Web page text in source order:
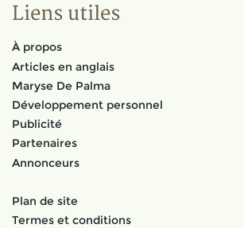
Liens utiles
À propos
Articles en anglais
Maryse De Palma
Développement personnel
Publicité
Partenaires
Annonceurs
Plan de site
Termes et conditions